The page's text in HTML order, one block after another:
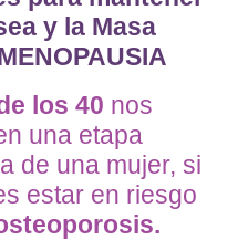
y la Masa
los 40 nos
una etapa
de una mujer, si
estar en riesgo